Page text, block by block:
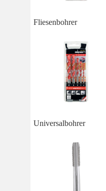
Fliesenbohrer
Universalbohrer